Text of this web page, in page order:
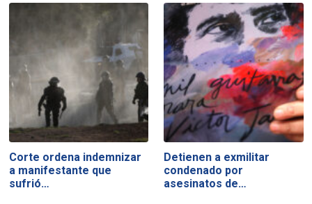
Corte ordena indemnizar
a manifestante que
sufrió…
Detienen a exmilitar
condenado por
asesinatos de…